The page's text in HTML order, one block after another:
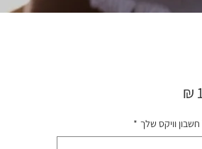
וויקס שלך *